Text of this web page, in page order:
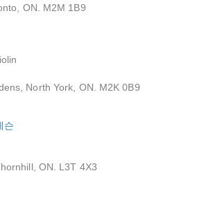
ON. M2M 1B9
North York, ON. M2K 0B9
슨
ON. L3T 4X3